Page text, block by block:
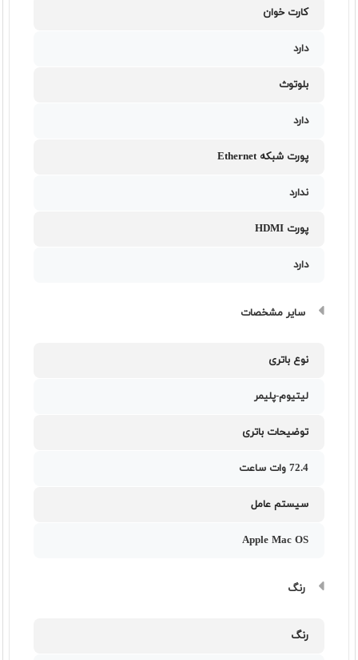
کارت خوان
دارد
بلوتوث
دارد
پورت شبکه Ethernet
ندارد
پورت HDMI
دارد
سایر مشخصات
نوع باتری
لیتیوم-پلیمر
توضیحات باتری
72.4 وات ساعت
سیستم عامل
Apple Mac OS
رنگ
رنگ